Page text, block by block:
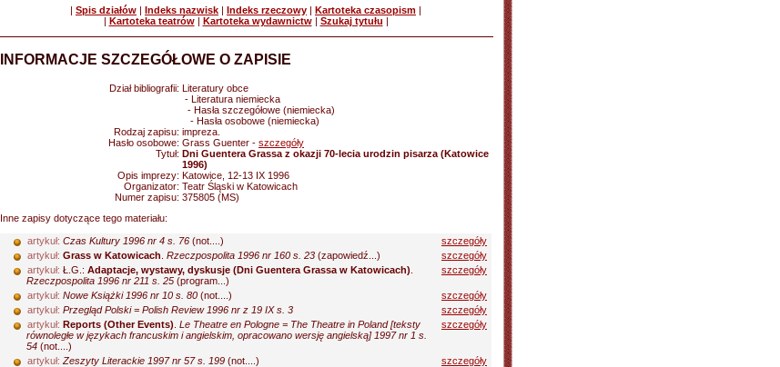
| Spis działów | Indeks nazwisk | Indeks rzeczowy | Kartoteka czasopism |
| Kartoteka teatrów| Kartoteka wydawnictw| Szukaj tytułu |
INFORMACJE SZCZEGÓŁOWE O ZAPISIE
Dział bibliografii: Literatury obce
- Literatura niemiecka
- Hasła szczegółowe (niemiecka)
- Hasła osobowe (niemiecka)
Rodzaj zapisu: impreza.
Hasło osobowe: Grass Guenter - szczegóły
Tytuł: Dni Guentera Grassa z okazji 70-lecia urodzin pisarza (Katowice
1996)
Opis imprezy: Katowice, 12-13 IX 1996
Organizator: Teatr Śląski w Katowicach
Numer zapisu: 375805 (MS)
Inne zapisy dotyczące tego materiału:
artykuł: Czas Kultury 1996 nr 4 s. 76 (not....)
szczegóły
artykuł: Grass w Katowicach Rzeczpospolita 1996 nr 160 s. 23 (zapowiedź...)
szczegóły
artykuł: Ł.G.: Adaptacje, wystawy, dyskusje (Dni Guentera Grassa w Katowicach)
Rzeczpospolita 1996 nr 211 s. 25 (program...)
szczegóły
artykuł: Nowe Książki 1996 nr 10 s. 80 (not....)
szczegóły
artykuł: Przegląd Polski = Polish Review 1996 nr z 19 IX s. 3
szczegóły
artykuł: Reports (Other Events) Le Theatre en Pologne = The Theatre in Poland [teksty
równoległe w językach francuskim i angielskim, opracowano wersję angielską] 1997 nr 1 s.
54 (not....)
szczegóły
artykuł: Zeszyty Literackie 1997 nr 57 s. 199 (not....)
szczegóły